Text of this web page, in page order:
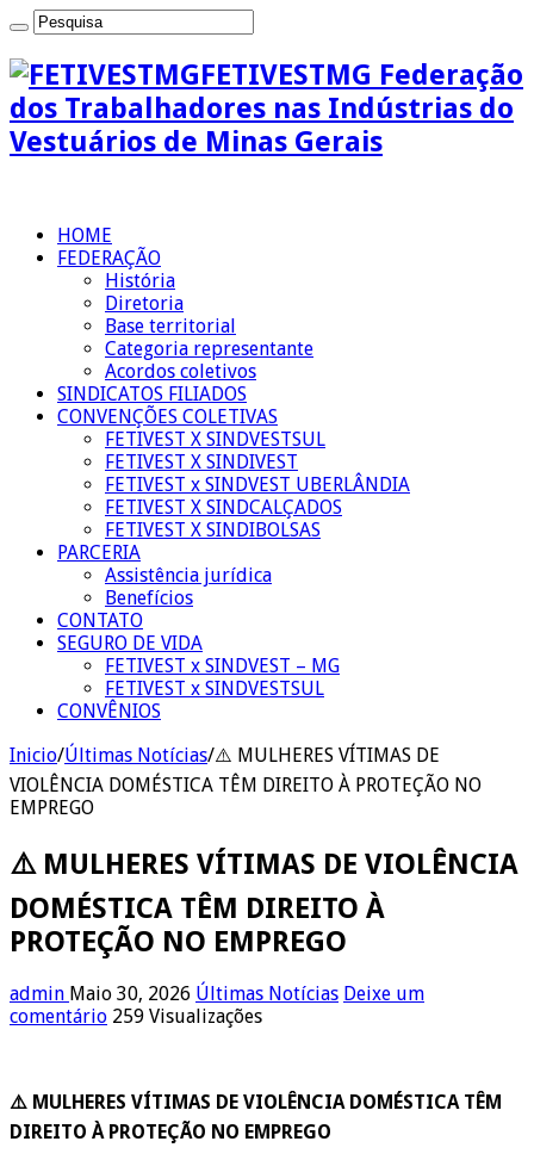
FETIVESTMG Federação
dos Trabalhadores nas Indústrias do
Vestuários de Minas Gerais
HOME
FEDERAÇÃO
História
Diretoria
Base territorial
Categoria representante
Acordos coletivos
SINDICATOS FILIADOS
CONVENÇÕES COLETIVAS
FETIVEST X SINDVESTSUL
FETIVEST X SINDIVEST
FETIVEST x SINDVEST UBERLÂNDIA
FETIVEST X SINDCALÇADOS
FETIVEST X SINDIBOLSAS
PARCERIA
Assistência jurídica
Benefícios
CONTATO
SEGURO DE VIDA
FETIVEST x SINDVEST – MG
FETIVEST x SINDVESTSUL
CONVÊNIOS
Inicio/Últimas Notícias/⚠️ MULHERES VÍTIMAS DE
VIOLÊNCIA DOMÉSTICA TÊM DIREITO À PROTEÇÃO NO
EMPREGO
⚠️ MULHERES VÍTIMAS DE VIOLÊNCIA
DOMÉSTICA TÊM DIREITO À
PROTEÇÃO NO EMPREGO
admin Maio 30, 2026 Últimas Notícias Deixe um
comentário 259 Visualizações
⚠️ MULHERES VÍTIMAS DE VIOLÊNCIA DOMÉSTICA TÊM
DIREITO À PROTEÇÃO NO EMPREGO